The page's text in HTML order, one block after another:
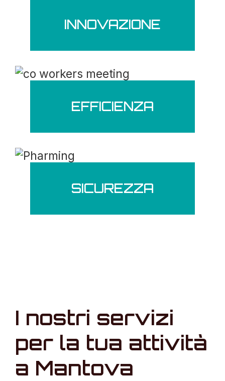
INNOVAZIONE
EFFICIENZA
SICUREZZA
I nostri servizi
per la tua attività
a Mantova